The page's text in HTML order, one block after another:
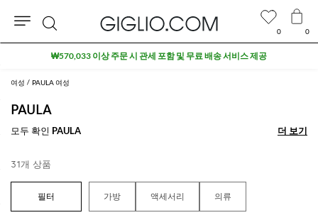
여성 PAULA 여성
PAULA
모두 확인 PAULA 더 보기
더 보기
31개 상품
가방 액세서리 의류
0 0
검
색
아울렛 구역 추가 10% 할인